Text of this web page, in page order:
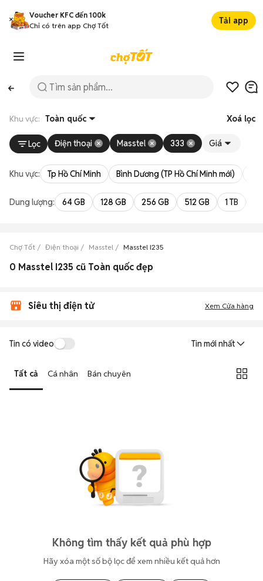
Voucher KFC đến 100k
Chỉ có trên app Chợ Tốt
Tải app
Khu vực: Toàn quốc Xoá lọc
Lọc Điện thoại Masstel 333 Giá
Khu vực: Tp Hồ Chí Minh Bình Dương (TP Hồ Chí Minh mới)
Dung lượng: 64 GB 128 GB 256 GB 512 GB 1 TB
Chợ Tốt Điện thoại Masstel Masstel I235
0 Masstel I235 cũ Toàn quốc đẹp
Siêu thị điện tử Xem Cửa hàng
Tin có video Tin mới nhất
Tất cả Cá nhân Bán chuyên
Không tìm thấy kết quả phù hợp
Hãy xóa một số bộ lọc để xem nhiều kết quả hơn